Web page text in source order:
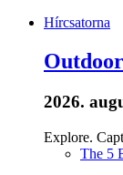
Hírcsatorna
2026.
Explore.
The 5